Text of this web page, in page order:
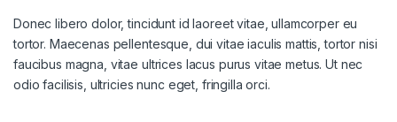
Donec libero dolor, tincidunt id laoreet vitae, ullamcorper eu
tortor. Maecenas pellentesque, dui vitae iaculis mattis, tortor nisi
faucibus magna, vitae ultrices lacus purus vitae metus. Ut nec
odio facilisis, ultricies nunc eget, fringilla orci.